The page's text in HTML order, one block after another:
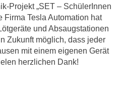
Projekt „SET – SchülerInnen
Firma Tesla Automation hat
und Absaugstationen
Zukunft möglich, dass jeder
mit einem eigenen Gerät
herzlichen Dank!